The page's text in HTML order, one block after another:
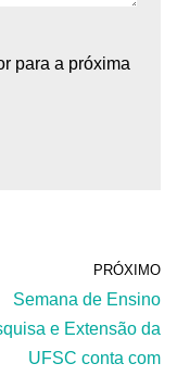
para a próxima
PRÓXIMO
Semana de Ensino
e Extensão da
UFSC conta com